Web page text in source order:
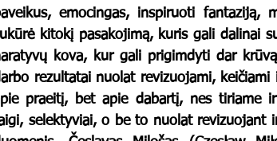
emocingas, inspiruoti fantaziją,
kitokį pasakojimą, kuris gali dalinai
kova, kur gali prigimdyti dar
rezultatai nuolat revizuojami,
praeitį, bet apie dabartį, nes tiriame
selektyviai, o be to nuolat revizuojant